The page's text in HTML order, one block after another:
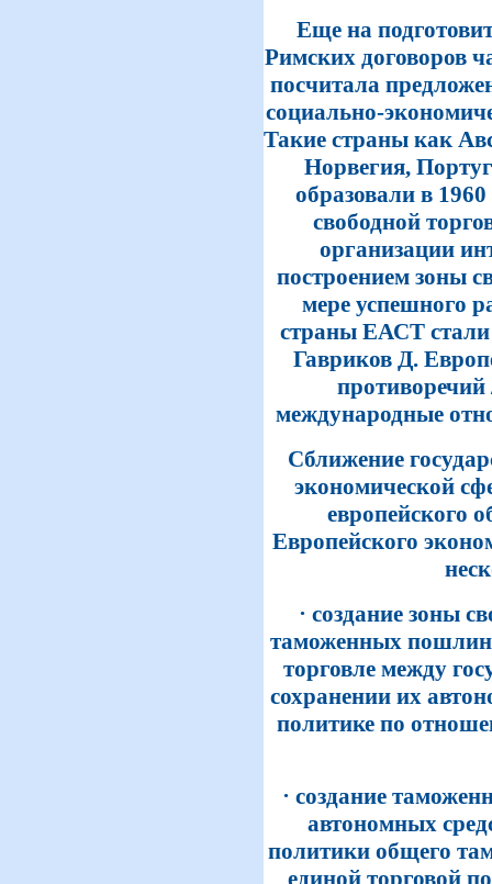
Еще на
Римских договоров
посчитала
социально-
Такие страны как
Норвегия,
образовали в
свободной
организации
построением зоны
мере успешного
страны ЕАСТ стали
Гавриков Д.
международные
Сближение
экономической
европейского
Европейского
· создание зоны
таможенных
торговле между
сохранении их
политике по
· создание
автономных
политики общего
единой торговой